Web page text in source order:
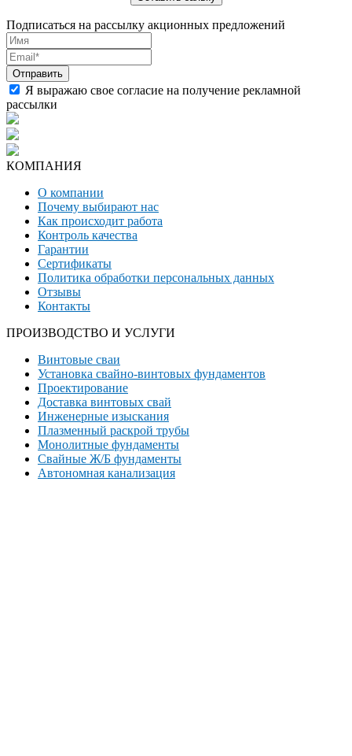
Подписаться на рассылку акционных предложений
Я выражаю свое согласие на получение рекламной
рассылки
КОМПАНИЯ
О компании
Почему выбирают нас
Как происходит работа
Контроль качества
Гарантии
Сертификаты
Политика обработки персональных данных
Отзывы
Контакты
ПРОИЗВОДСТВО И УСЛУГИ
Винтовые сваи
Установка свайно-винтовых фундаментов
Проектирование
Доставка винтовых свай
Инженерные изыскания
Плазменный раскрой трубы
Монолитные фундаменты
Свайные Ж/Б фундаменты
Автономная канализация